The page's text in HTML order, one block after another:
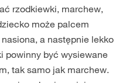
rzodkiewki, marchew,
może palcem
a następnie lekko
powinny być wysiewane
tak samo jak marchew.